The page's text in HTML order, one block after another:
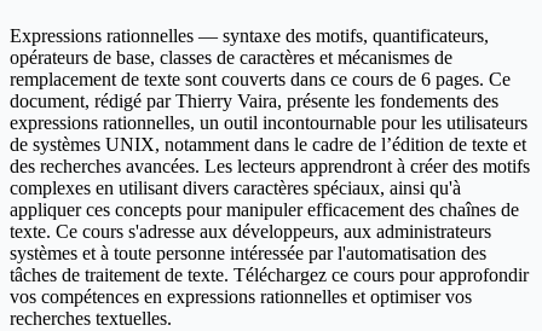
Expressions rationnelles — syntaxe des motifs, quantificateurs,
opérateurs de base, classes de caractères et mécanismes de
remplacement de texte sont couverts dans ce cours de 6 pages. Ce
document, rédigé par Thierry Vaira, présente les fondements des
expressions rationnelles, un outil incontournable pour les utilisateurs
de systèmes UNIX, notamment dans le cadre de l’édition de texte et
des recherches avancées. Les lecteurs apprendront à créer des motifs
complexes en utilisant divers caractères spéciaux, ainsi qu'à
appliquer ces concepts pour manipuler efficacement des chaînes de
texte. Ce cours s'adresse aux développeurs, aux administrateurs
systèmes et à toute personne intéressée par l'automatisation des
tâches de traitement de texte. Téléchargez ce cours pour approfondir
vos compétences en expressions rationnelles et optimiser vos
recherches textuelles.